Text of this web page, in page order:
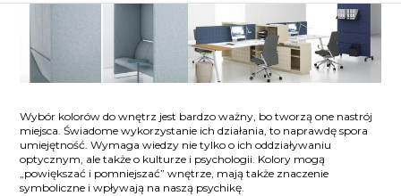
Wybór kolorów do wnętrz jest bardzo ważny, bo tworzą one nastrój
miejsca. Świadome wykorzystanie ich działania, to naprawdę spora
umiejętność. Wymaga wiedzy nie tylko o ich oddziaływaniu
optycznym, ale także o kulturze i psychologii. Kolory mogą
„powiększać i pomniejszać” wnętrze, mają także znaczenie
symboliczne i wpływają na naszą psychikę.